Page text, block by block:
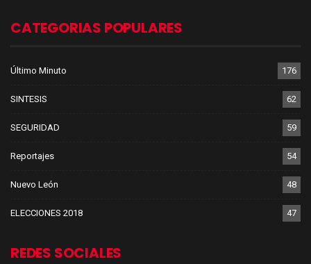
CATEGORIAS POPULARES
Último Minuto 176
SINTESIS 62
SEGURIDAD 59
Reportajes 54
Nuevo León 48
ELECCIONES 2018 47
REDES SOCIALES